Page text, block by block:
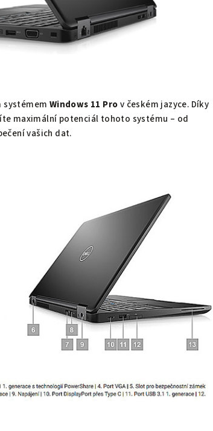
Windows 11 Prov českém jazyce. Díky
maximální potenciál tohoto systému – od
vašich dat.